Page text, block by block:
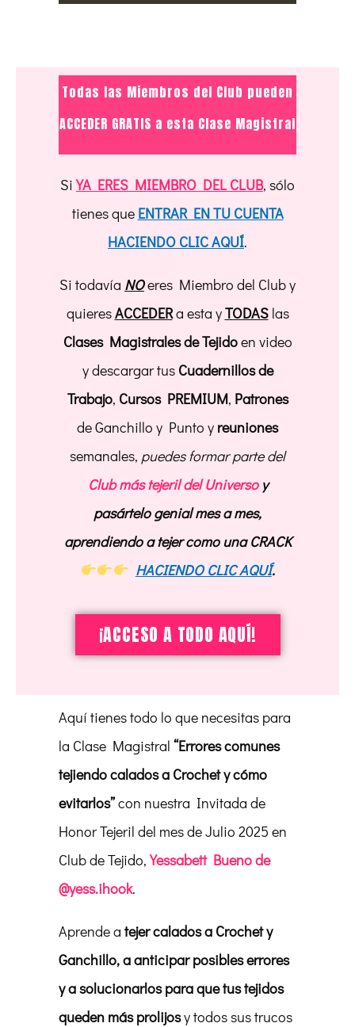
Todas las Miembros del Club pueden
ACCEDER GRATIS a esta Clase Magistral
SiYA ERES MIEMBRO DEL CLUB, sólo
tienes que ENTRAR EN TU CUENTA
HACIENDO CLIC AQUÍ.
Si todavía NOeres Miembro del Club y
quieresACCEDERa esta yTODASlas
Clases Magistrales de Tejidoen video
y descargar tus Cuadernillos de
Trabajo, Cursos PREMIUM, Patrones
de Ganchillo y Punto y reuniones
semanales, puedes formar parte del
Club más tejeril del Universoy
pasártelo genial mes a mes,
aprendiendo a tejer como una CRACK
HACIENDO CLIC AQUÍ.
¡ACCESO A TODO AQUÍ!
Aquí tienes todo lo que necesitas para
la Clase Magistral “Errores comunes
tejiendo calados a Crochet y cómo
evitarlos”con nuestra Invitada de
Honor Tejeril del mes de Julio 2025 en
Club de Tejido,Yessabett Bueno de
@yess.ihook.
Aprende a tejer calados a Crochet y
Ganchillo, a anticipar posibles errores
y a solucionarlos para que tus tejidos
queden más prolijosy todos sus trucos